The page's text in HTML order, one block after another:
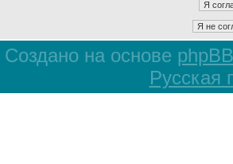
Создано на основе phpBB
Русская